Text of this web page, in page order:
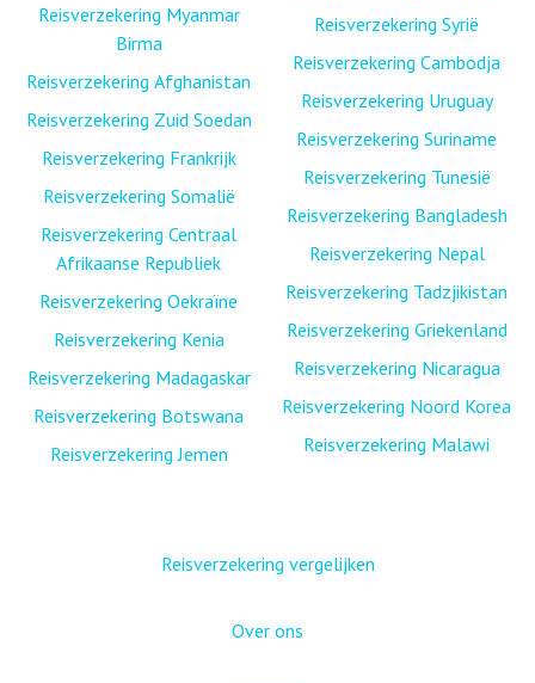
Reisverzekering Myanmar
Birma
Reisverzekering Afghanistan
Reisverzekering Zuid Soedan
Reisverzekering Frankrijk
Reisverzekering Somalië
Reisverzekering Centraal
Afrikaanse Republiek
Reisverzekering Oekraïne
Reisverzekering Kenia
Reisverzekering Madagaskar
Reisverzekering Botswana
Reisverzekering Jemen
Reisverzekering Syrië
Reisverzekering Cambodja
Reisverzekering Uruguay
Reisverzekering Suriname
Reisverzekering Tunesië
Reisverzekering Bangladesh
Reisverzekering Nepal
Reisverzekering Tadzjikistan
Reisverzekering Griekenland
Reisverzekering Nicaragua
Reisverzekering Noord Korea
Reisverzekering Malawi
Reisverzekering vergelijken
Over ons